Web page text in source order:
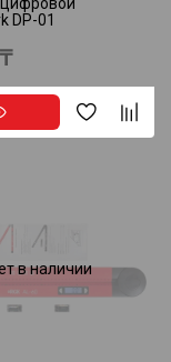
DP-01
в наличии